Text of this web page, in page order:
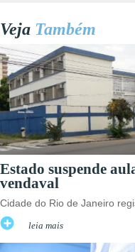
Veja Também
Estado suspende
vendaval
Cidade do Rio de Janeiro
leia mais